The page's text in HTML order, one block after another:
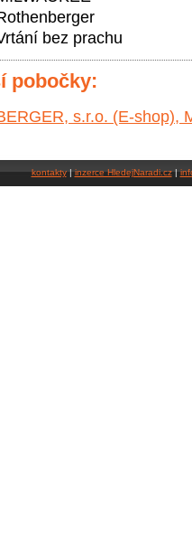
bez prachu
pobočky:
s.r.o. (E-shop),
kontakty|inzerce HledejNaradi.cz|